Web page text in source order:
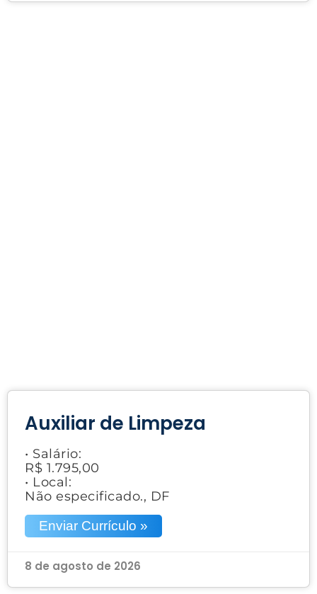
Auxiliar de Limpeza
• Salário:
R$ 1.795,00
• Local:
Não especificado., DF
Enviar Currículo »
8 de agosto de 2026